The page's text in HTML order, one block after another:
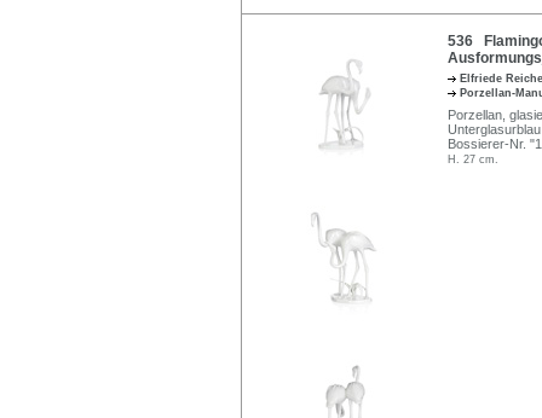
536
Elfriede
Porzellan-
Porzellan,
Bossierer-Nr.
H. 27 cm.